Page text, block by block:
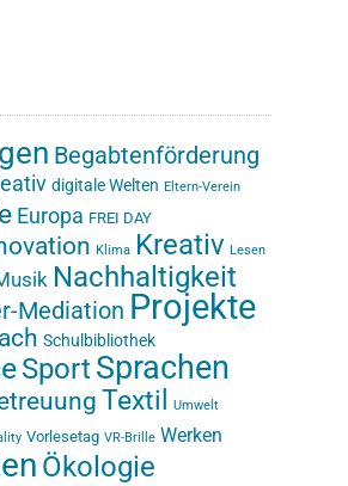
Begabtenförderung
digitale Welten Eltern-Verein
Europa FREI DAY
Klima Kreativ Lesen
Nachhaltigkeit
Mediation Projekte
Schulbibliothek
Sport Sprachen
Textil Umwelt
Vorlesetag VR-Brille Werken
Ökologie